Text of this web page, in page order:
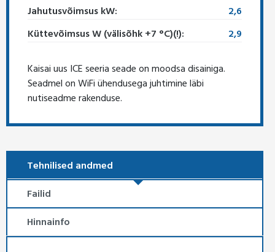
Jahutusvõimsus kW:
2,6
Küttevõimsus W (välisõhk +7 °C)(!):
2,9
Kaisai uus ICE seeria seade on moodsa disainiga.
Seadmel on WiFi ühendusega juhtimine läbi
nutiseadme rakenduse.
Tehnilised andmed
Failid
Hinnainfo